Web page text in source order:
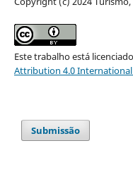
Este trabalho está
Attribution 4.0 International
Submissão